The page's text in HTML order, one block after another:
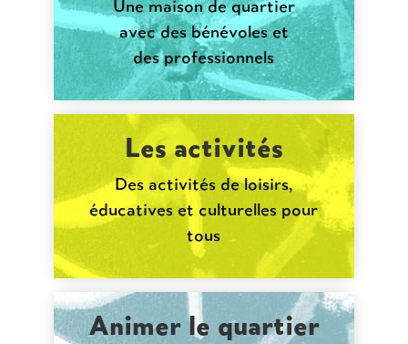
Une maison de quartier
avec des bénévoles et
des professionnels
Les activités
Des activités de loisirs,
éducatives et culturelles pour
tous
Animer le quartier